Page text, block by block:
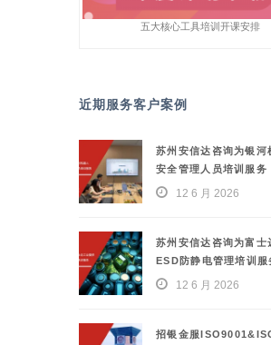
五大核心工具培训开课安排
近期服务客户案例
苏州安信达咨询为银河
安全管理人员培训服务
12 6 月 2026
苏州安信达咨询为富士
ESD防静电管理培训服
12 6 月 2026
招银金服